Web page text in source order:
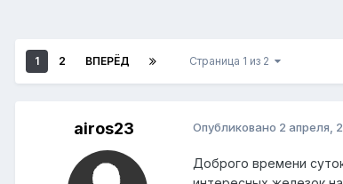
1 2 ВПЕРЁД Страница 1 из 2
airos23 Опубликовано 2 апреля,
Доброго времени